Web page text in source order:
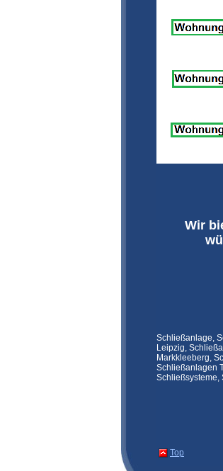
Wir
Schließanlage,
Leipzig,
Markkleeberg,
Schließanlagen
Schließsysteme,
Top